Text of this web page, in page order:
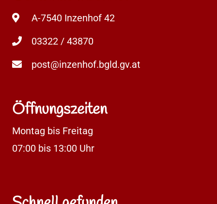
A-7540 Inzenhof 42
03322 / 43870
post@inzenhof.bgld.gv.at
Öffnungszeiten
Montag bis Freitag
07:00 bis 13:00 Uhr